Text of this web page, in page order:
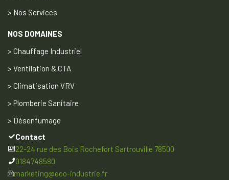
> Nos Services
NOS DOMAINES
> Chauffage Industriel
> Ventilation & CTA
> Climatisation VRV
> Plomberie Sanitaire
> Désenfumage
Contact
22-24 rue des Bois Rochefort Sartrouville 78500
0184748580
marketing@eco-industrie.fr